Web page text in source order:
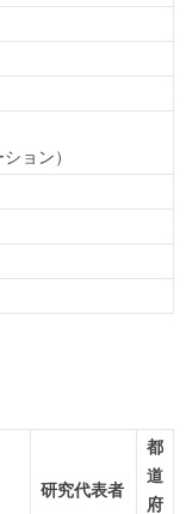
ョン）
研究代表者
都
道
府